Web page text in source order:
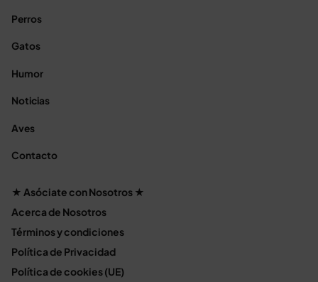
Perros
Gatos
Humor
Noticias
Aves
Contacto
★ Asóciate con Nosotros ★
Acerca de Nosotros
Términos y condiciones
Política de Privacidad
Política de cookies (UE)